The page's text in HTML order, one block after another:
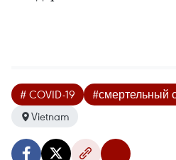
# COVID-19 #смертельный
Vietnam